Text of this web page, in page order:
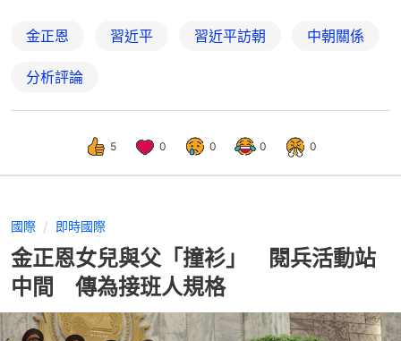
金正恩 習近平 習近平訪朝 中朝關係
分析評論
5 0 0 0 0
國際 即時國際
金正恩女兒與父「撞衫」 閱兵活動站
中間 傳為接班人規格